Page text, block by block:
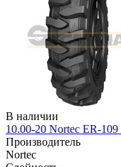
В наличии
10.00-20 Nortec ER-
Производитель
Nortec